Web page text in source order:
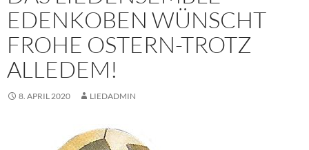
EDENKOBEN WÜNSCHT
FROHE OSTERN-TROTZ
ALLEDEM!
8. APRIL 2020 LIEDADMIN